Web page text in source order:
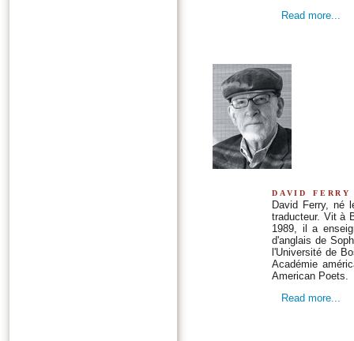
Read more...
david ferry
David Ferry, né
traducteur. Vit à
1989, il a
d'anglais de
l'Université de
Académie
American Poets.
Read more...